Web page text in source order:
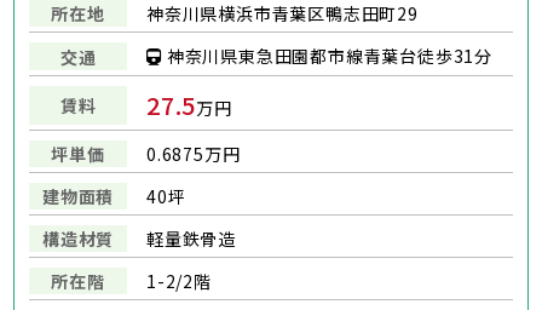
所在地
神奈川県横浜市青葉区鴨志田町29
交通
神奈川県東急田園都市線青葉台徒歩31分
賃料 27.5万円
坪単価
0.6875万円
建物面積
40坪
構造材質
軽量鉄骨造
所在階
1-2/2階